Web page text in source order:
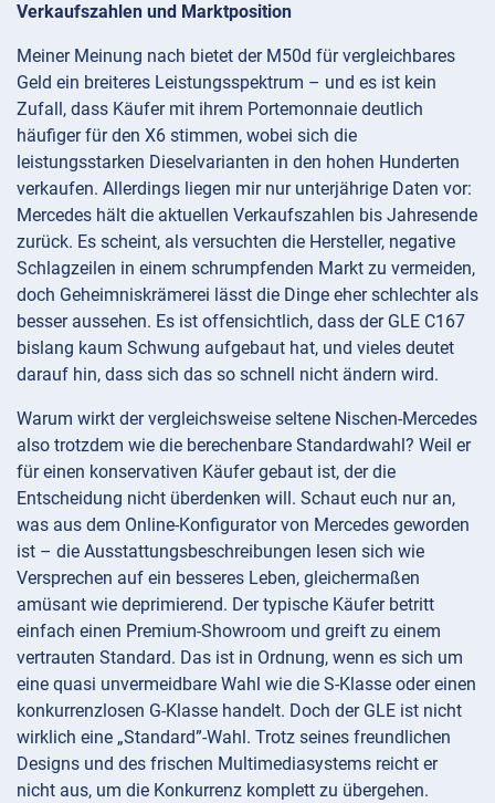
Verkaufszahlen und Marktposition
Meiner Meinung nach bietet der M50d für vergleichbares
Geld ein breiteres Leistungsspektrum – und es ist kein
Zufall, dass Käufer mit ihrem Portemonnaie deutlich
häufiger für den X6 stimmen, wobei sich die
leistungsstarken Dieselvarianten in den hohen Hunderten
verkaufen. Allerdings liegen mir nur unterjährige Daten vor:
Mercedes hält die aktuellen Verkaufszahlen bis Jahresende
zurück. Es scheint, als versuchten die Hersteller, negative
Schlagzeilen in einem schrumpfenden Markt zu vermeiden,
doch Geheimniskrämerei lässt die Dinge eher schlechter als
besser aussehen. Es ist offensichtlich, dass der GLE C167
bislang kaum Schwung aufgebaut hat, und vieles deutet
darauf hin, dass sich das so schnell nicht ändern wird.
Warum wirkt der vergleichsweise seltene Nischen-Mercedes
also trotzdem wie die berechenbare Standardwahl? Weil er
für einen konservativen Käufer gebaut ist, der die
Entscheidung nicht überdenken will. Schaut euch nur an,
was aus dem Online-Konfigurator von Mercedes geworden
ist – die Ausstattungsbeschreibungen lesen sich wie
Versprechen auf ein besseres Leben, gleichermaßen
amüsant wie deprimierend. Der typische Käufer betritt
einfach einen Premium-Showroom und greift zu einem
vertrauten Standard. Das ist in Ordnung, wenn es sich um
eine quasi unvermeidbare Wahl wie die S-Klasse oder einen
konkurrenzlosen G-Klasse handelt. Doch der GLE ist nicht
wirklich eine „Standard”-Wahl. Trotz seines freundlichen
Designs und des frischen Multimediasystems reicht er
nicht aus, um die Konkurrenz komplett zu übergehen.